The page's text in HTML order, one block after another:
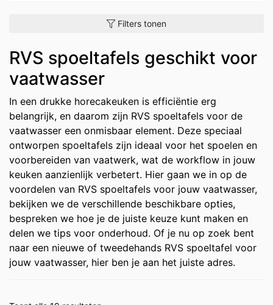
Filters tonen
RVS spoeltafels geschikt voor
vaatwasser
In een drukke horecakeuken is efficiëntie erg
belangrijk, en daarom zijn RVS spoeltafels voor de
vaatwasser een onmisbaar element. Deze speciaal
ontworpen spoeltafels zijn ideaal voor het spoelen en
voorbereiden van vaatwerk, wat de workflow in jouw
keuken aanzienlijk verbetert. Hier gaan we in op de
voordelen van RVS spoeltafels voor jouw vaatwasser,
bekijken we de verschillende beschikbare opties,
bespreken we hoe je de juiste keuze kunt maken en
delen we tips voor onderhoud. Of je nu op zoek bent
naar een nieuwe of tweedehands RVS spoeltafel voor
jouw vaatwasser, hier ben je aan het juiste adres.